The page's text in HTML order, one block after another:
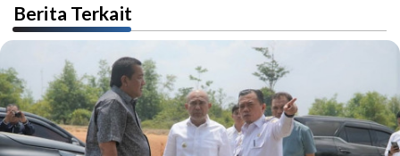
Berita Terkait